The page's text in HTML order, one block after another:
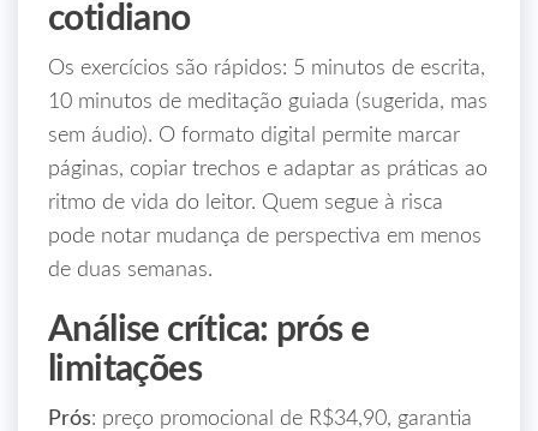
cotidiano
Os exercícios são rápidos: 5 minutos de escrita,
10 minutos de meditação guiada (sugerida, mas
sem áudio). O formato digital permite marcar
páginas, copiar trechos e adaptar as práticas ao
ritmo de vida do leitor. Quem segue à risca
pode notar mudança de perspectiva em menos
de duas semanas.
Análise crítica: prós e
limitações
Prós: preço promocional de R$34,90, garantia